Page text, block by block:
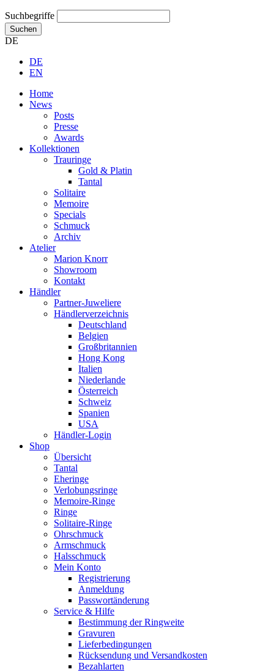
Suchbegriffe
Suchen
DE
DE
EN
Home
News
Posts
Presse
Awards
Kollektionen
Trauringe
Gold & Platin
Tantal
Solitaire
Memoire
Specials
Schmuck
Archiv
Atelier
Marion Knorr
Showroom
Kontakt
Händler
Partner-Juweliere
Händlerverzeichnis
Deutschland
Belgien
Großbritannien
Hong Kong
Italien
Niederlande
Österreich
Schweiz
Spanien
USA
Händler-Login
Shop
Übersicht
Tantal
Eheringe
Verlobungsringe
Memoire-Ringe
Ringe
Solitaire-Ringe
Ohrschmuck
Armschmuck
Halsschmuck
Mein Konto
Registrierung
Anmeldung
Passwortänderung
Service & Hilfe
Bestimmung der Ringweite
Gravuren
Lieferbedingungen
Rücksendung und Versandkosten
Bezahlarten